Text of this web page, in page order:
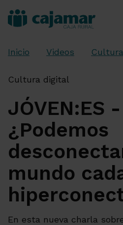
Inicio Videos
Cultura digital
JÓVEN:ES -
¿Podemos
mundo
En esta nueva charla